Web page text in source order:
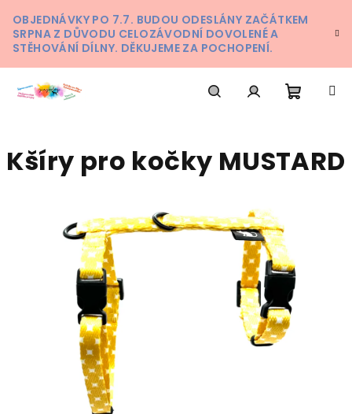
na
obsah
OBJEDNÁVKY PO 7.7. BUDOU ODESLÁNY ZAČÁTKEM
SRPNA Z DŮVODU CELOZÁVODNÍ DOVOLENÉ A
STĚHOVÁNÍ DÍLNY. DĚKUJEME ZA POCHOPENÍ.
košík
Kšíry pro kočky MUSTARD